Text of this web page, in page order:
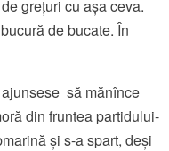
grețuri cu așa ceva.
de bucate. În
să mănînce
din fruntea partidului-
și s-a spart, deși